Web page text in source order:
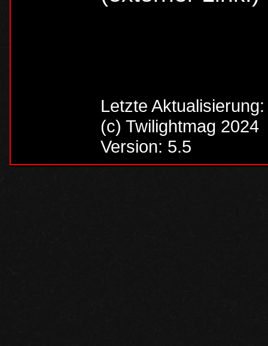
Letzte
(c) Twilightmag 2024
Version: 5.5